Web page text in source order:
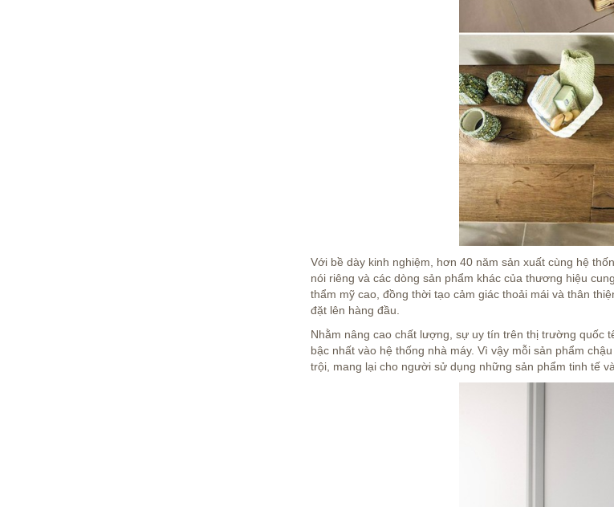
Với bề dày kinh nghiệm, hơn 40 năm sản xuất cùng hệ
nói riêng và các dòng sản phẩm khác của thương hiệu
thẩm mỹ cao, đồng thời tạo cảm giác thoải mái và thân
đặt lên hàng đầu.
Nhằm nâng cao chất lượng, sự uy tín trên thị trường quốc
bậc nhất vào hệ thống nhà máy. Vì vậy mỗi sản phẩm
trội, mang lại cho người sử dụng những sản phẩm tinh tế